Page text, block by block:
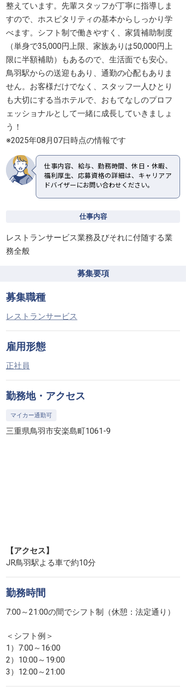
整えています。先輩スタッフが丁寧に指導しま
すので、ホスピタリティの基本からしっかり学
べます。シフト制で働きやすく、家賃補助制度
（単身で35,000円上限、家族ありは50,000円上
限に半額補助）もあるので、生活面でも安心。
鳥羽駅からの送迎もあり、通勤の心配もありま
せん。お客様だけでなく、スタッフ一人ひとり
も大切にする当ホテルで、おもてなしのプロフ
ェッショナルとして一緒に成長していきましょ
う！
※2025年08月07日時点の情報です
仕事内容、給与、勤務時間、休日・休暇、
福利厚生、応募資格の詳細は、キャリアア
ドバイザーにお問い合わせください。
仕事内容
レストランサービス業務及びそれに付随する業
務全般
募集要項
募集職種
レストランサービス
雇用形態
正社員
勤務地・アクセス
マイカー通勤可
三重県鳥羽市安楽島町1061-9
【アクセス】
JR鳥羽駅よる車で約10分
勤務時間
7:00～21:00の間でシフト制（休憩：法定通り）
＜シフト例＞
1）7:00～16:00
2）10:00～19:00
3）12:00～21:00